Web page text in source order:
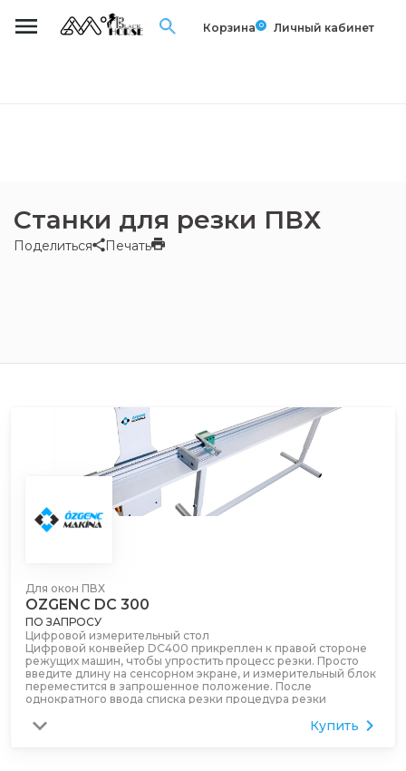
Корзина 0 Личный кабинет
Станки для резки ПВХ
Поделиться Печать
Для окон ПВХ
OZGENC DC 300
ПО ЗАПРОСУ
Цифровой измерительный стол
Цифровой конвейер DC400 прикреплен к правой стороне
режущих машин, чтобы упростить процесс резки. Просто
введите длину на сенсорном экране, и измерительный блок
переместится в запрошенное положение. После
однократного ввода списка резки процедура резки
выполнения каждого разреза.
Купить